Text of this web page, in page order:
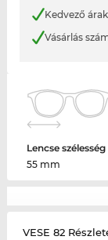
Kedvező árak
Vásárlás
Lencse
55 mm
VESE 82